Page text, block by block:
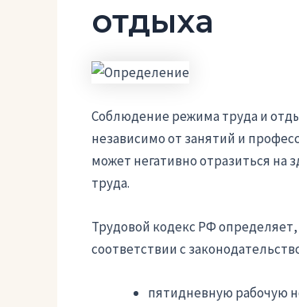
отдыха
Соблюдение режима труда и
независимо от занятий и
может негативно отразиться на
труда.
Трудовой кодекс РФ
соответствии с
пятидневную рабочую